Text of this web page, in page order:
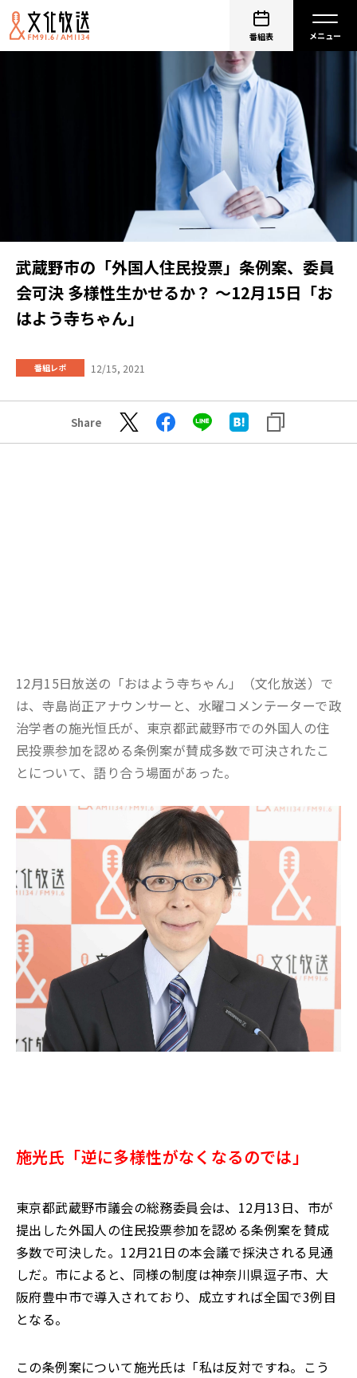
番組表
武蔵野市の「外国人住民投票」条例案、委員
会可決 多様性生かせるか？ ～12月15日「お
はよう寺ちゃん」
番組レポ 12/15, 2021
Share
12月15日放送の「おはよう寺ちゃん」（文化放送）で
は、寺島尚正アナウンサーと、水曜コメンテーターで政
治学者の施光恒氏が、東京都武蔵野市での外国人の住
民投票参加を認める条例案が賛成多数で可決されたこ
とについて、語り合う場面があった。
施光氏「逆に多様性がなくなるのでは」
東京都武蔵野市議会の総務委員会は、12月13日、市が
提出した外国人の住民投票参加を認める条例案を賛成
多数で可決した。12月21日の本会議で採決される見通
しだ。市によると、同様の制度は神奈川県逗子市、大
阪府豊中市で導入されており、成立すれば全国で3例目
となる。
この条例案について施光氏は「私は反対ですね。こう